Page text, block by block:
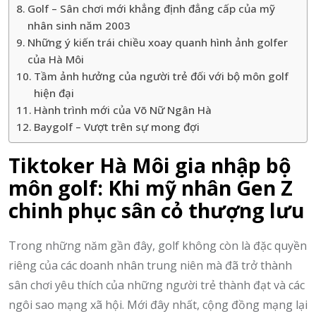
Golf – Sân chơi mới khẳng định đẳng cấp của mỹ
nhân sinh năm 2003
Những ý kiến trái chiều xoay quanh hình ảnh golfer
của Hà Môi
Tầm ảnh hưởng của người trẻ đối với bộ môn golf
hiện đại
Hành trình mới của Võ Nữ Ngân Hà
Baygolf – Vượt trên sự mong đợi
Tiktoker Hà Môi gia nhập bộ
môn golf: Khi mỹ nhân Gen Z
chinh phục sân cỏ thượng lưu
Trong những năm gần đây, golf không còn là đặc quyền
riêng của các doanh nhân trung niên mà đã trở thành
sân chơi yêu thích của những người trẻ thành đạt và các
ngôi sao mạng xã hội. Mới đây nhất, cộng đồng mạng lại